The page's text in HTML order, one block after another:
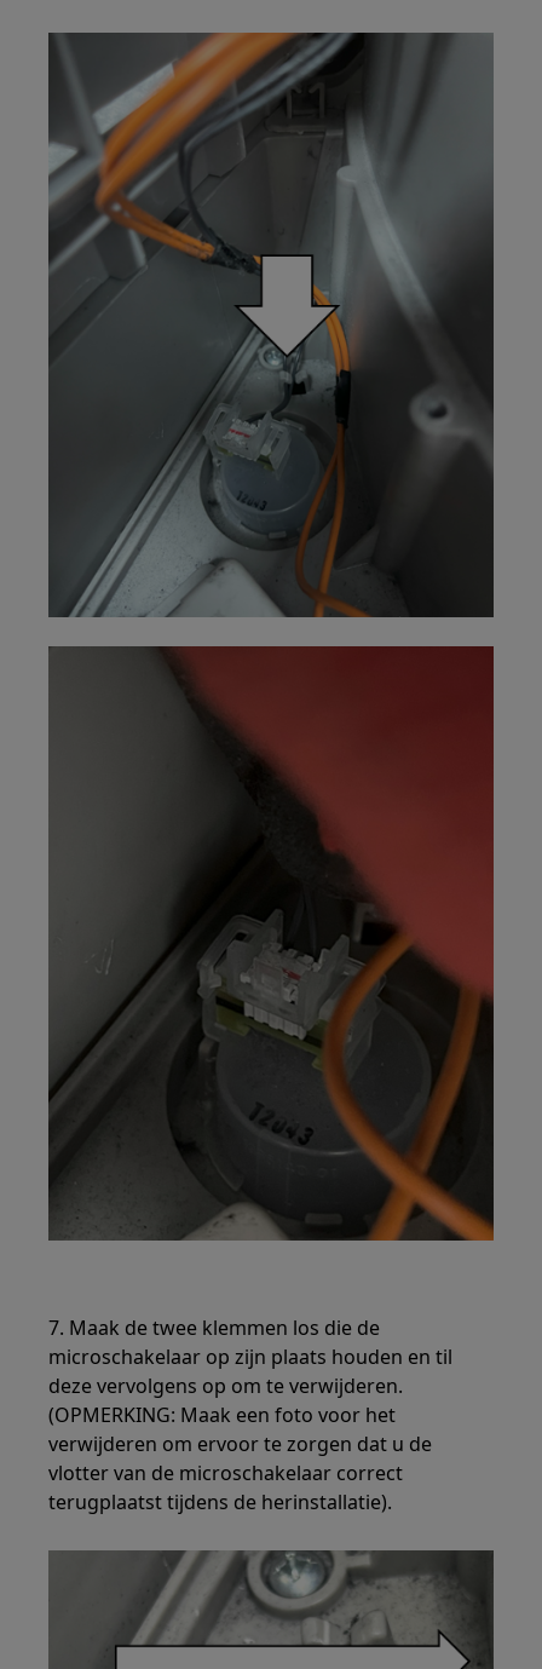
7. Maak de twee klemmen los die de
microschakelaar op zijn plaats houden en til
deze vervolgens op om te verwijderen.
(OPMERKING: Maak een foto voor het
verwijderen om ervoor te zorgen dat u de
vlotter van de microschakelaar correct
terugplaatst tijdens de herinstallatie).